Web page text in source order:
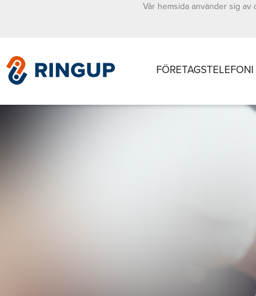
FÖRETAGSTELEFONI
Vår hemsida använder sig